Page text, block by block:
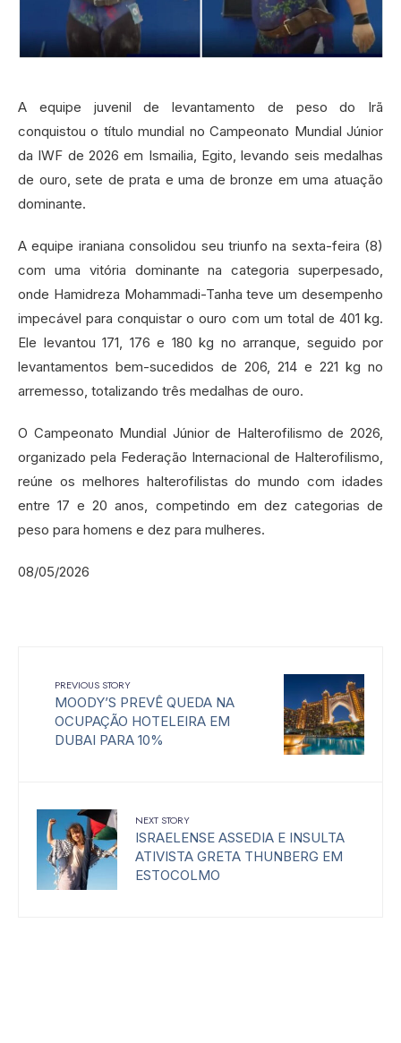
A equipe juvenil de levantamento de peso do Irã
conquistou o título mundial no Campeonato Mundial Júnior
da IWF de 2026 em Ismailia, Egito, levando seis medalhas
de ouro, sete de prata e uma de bronze em uma atuação
dominante.
A equipe iraniana consolidou seu triunfo na sexta-feira (8)
com uma vitória dominante na categoria superpesado,
onde Hamidreza Mohammadi-Tanha teve um desempenho
impecável para conquistar o ouro com um total de 401 kg.
Ele levantou 171, 176 e 180 kg no arranque, seguido por
levantamentos bem-sucedidos de 206, 214 e 221 kg no
arremesso, totalizando três medalhas de ouro.
O Campeonato Mundial Júnior de Halterofilismo de 2026,
organizado pela Federação Internacional de Halterofilismo,
reúne os melhores halterofilistas do mundo com idades
entre 17 e 20 anos, competindo em dez categorias de
peso para homens e dez para mulheres.
08/05/2026
PREVIOUS STORY
MOODY’S PREVÊ QUEDA NA
OCUPAÇÃO HOTELEIRA EM
DUBAI PARA 10%
NEXT STORY
ISRAELENSE ASSEDIA E INSULTA
ATIVISTA GRETA THUNBERG EM
ESTOCOLMO